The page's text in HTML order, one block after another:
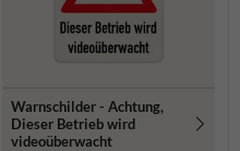
Warnschilder - Achtung,
Dieser Betrieb wird
videoüberwacht